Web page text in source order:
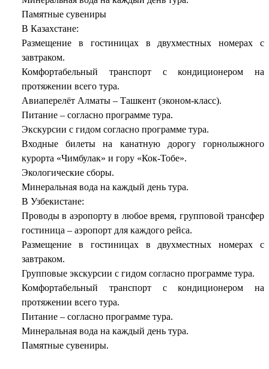
Памятные сувениры
В Казахстане:
Размещение в гостиницах в двухместных номерах с
завтраком.
Комфортабельный транспорт с кондиционером на
протяжении всего тура.
Авиаперелёт Алматы – Ташкент (эконом-класс).
Питание – согласно программе тура.
Экскурсии с гидом согласно программе тура.
Входные билеты на канатную дорогу горнолыжного
курорта «Чимбулак» и гору «Кок-Тобе».
Экологические сборы.
Минеральная вода на каждый день тура.
В Узбекистане:
Проводы в аэропорту в любое время, групповой трансфер
гостиница – аэропорт для каждого рейса.
Размещение в гостиницах в двухместных номерах с
завтраком.
Групповые экскурсии с гидом согласно программе тура.
Комфортабельный транспорт с кондиционером на
протяжении всего тура.
Питание – согласно программе тура.
Минеральная вода на каждый день тура.
Памятные сувениры.